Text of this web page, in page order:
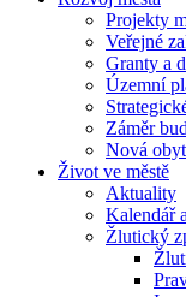
Projekty
Veřejné
Granty a
Územní
Záměr
Nová
Život ve městě
Aktuality
Kalendář
Žlutický